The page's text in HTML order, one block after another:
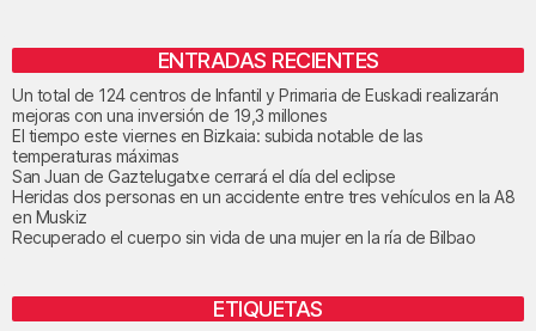
ENTRADAS RECIENTES
Un total de 124 centros de Infantil y Primaria de Euskadi realizarán
mejoras con una inversión de 19,3 millones
El tiempo este viernes en Bizkaia: subida notable de las
temperaturas máximas
San Juan de Gaztelugatxe cerrará el día del eclipse
Heridas dos personas en un accidente entre tres vehículos en la A8
en Muskiz
Recuperado el cuerpo sin vida de una mujer en la ría de Bilbao
ETIQUETAS